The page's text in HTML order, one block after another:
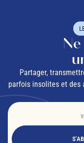
Partager,
parfois insolites et des